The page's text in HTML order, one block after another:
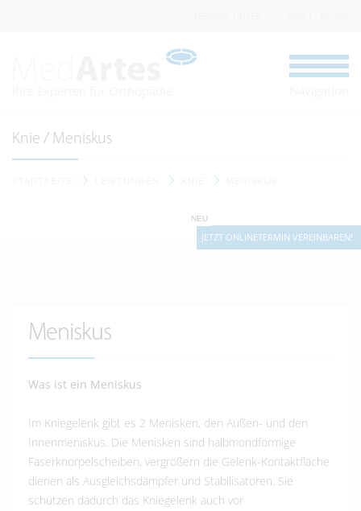
Knie / Meniskus
Meniskus
Was ist ein Meniskus
Im Kniegelenk gibt es 2 Menisken, den Außen- und den
Innenmeniskus. Die Menisken sind halbmondförmige
Faserknorpelscheiben, vergrößern die Gelenk-Kontaktfläche
dienen als Ausgleichsdämpfer und Stabilisatoren. Sie
schützen dadurch das Kniegelenk auch vor
NEU
JETZT ONLINETERMIN VEREINBAREN!